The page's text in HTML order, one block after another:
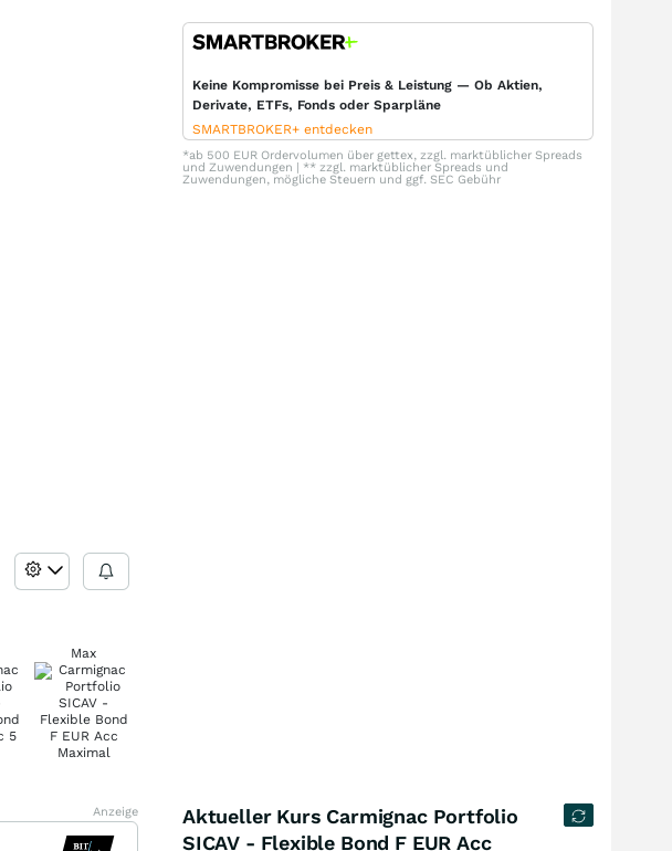
Max
Keine Kompromisse bei Preis & Leistung — Ob Aktien,
Derivate, ETFs, Fonds oder Sparpläne
SMARTBROKER+ entdecken
*ab 500 EUR Ordervolumen über gettex, zzgl. marktüblicher Spreads
und Zuwendungen | ** zzgl. marktüblicher Spreads und
Zuwendungen, mögliche Steuern und ggf. SEC Gebühr
Anzeige
Aktueller Kurs Carmignac Portfolio
SICAV - Flexible Bond F EUR Acc